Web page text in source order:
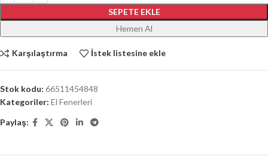
SEPETE EKLE
Hemen Al
Karşılaştırma İstek listesine ekle
Stok kodu: 66511454848
Kategoriler: El Fenerleri
Paylaş: